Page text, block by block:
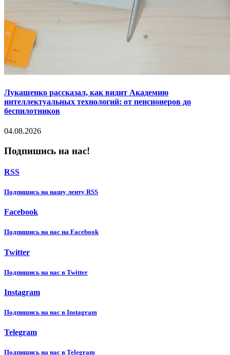
Лукашенко рассказал, как видит Академию
интеллектуальных технологий: от пенсионеров до
беспилотников
04.08.2026
Подпишись на нас!
RSS
Подпишиcь на нашу ленту RSS
Facebook
Подпишиcь на нас на Facebook
Twitter
Подпишиcь на нас в Twitter
Instagram
Подпишиcь на нас в Instagram
Telegram
Подпишиcь на нас в Telegram